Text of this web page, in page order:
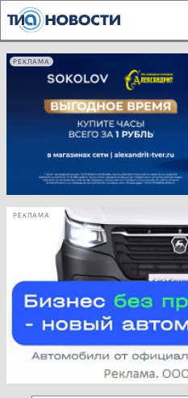
РЕКЛАМА
РЕКЛАМА